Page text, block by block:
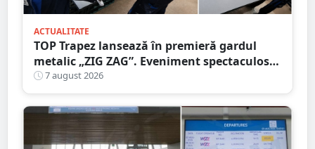
ACTUALITATE
TOP Trapez lansează în premieră gardul
metalic „ZIG ZAG”. Eveniment spectaculos
în Grădina Romei
7 august 2026